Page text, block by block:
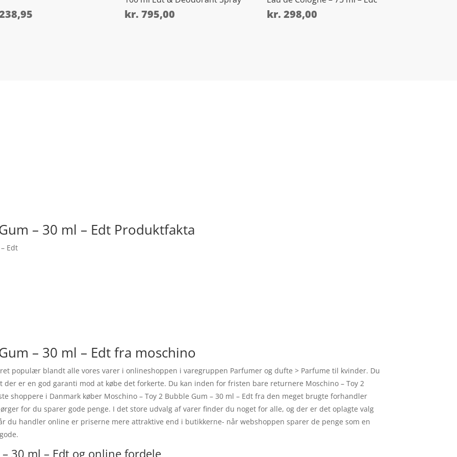
kr. 795,00 kr. 298,00
– 30 ml – Edt Produktfakta
Edt
– 30 ml – Edt fra moschino
ret populær blandt alle vores varer i onlineshoppen i varegruppen Parfumer og dufte > Parfume til kvinder. Du
er en god garanti mod at købe det forkerte. Du kan inden for fristen bare returnere Moschino – Toy 2
shoppere i Danmark køber Moschino – Toy 2 Bubble Gum – 30 ml – Edt fra den meget brugte forhandler
for du sparer gode penge. I det store udvalg af varer finder du noget for alle, og der er det oplagte valg
du handler online er priserne mere attraktive end i butikkerne- når webshoppen sparer de penge som en
30 ml – Edt og online fordele